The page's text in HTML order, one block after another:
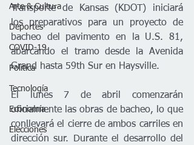
Arte & Cultura
Deportes
COVID-19
Política
Tecnología
Economía
Elecciones
Transporte de Kansas (KDOT) iniciará
los preparativos para un proyecto de
bacheo del pavimento en la U.S. 81,
abarcando el tramo desde la Avenida
Grand hasta 59th Sur en Haysville.
El lunes 7 de abril comenzarán
oficialmente las obras de bacheo, lo que
conllevará el cierre de ambos carriles en
dirección sur. Durante el desarrollo del